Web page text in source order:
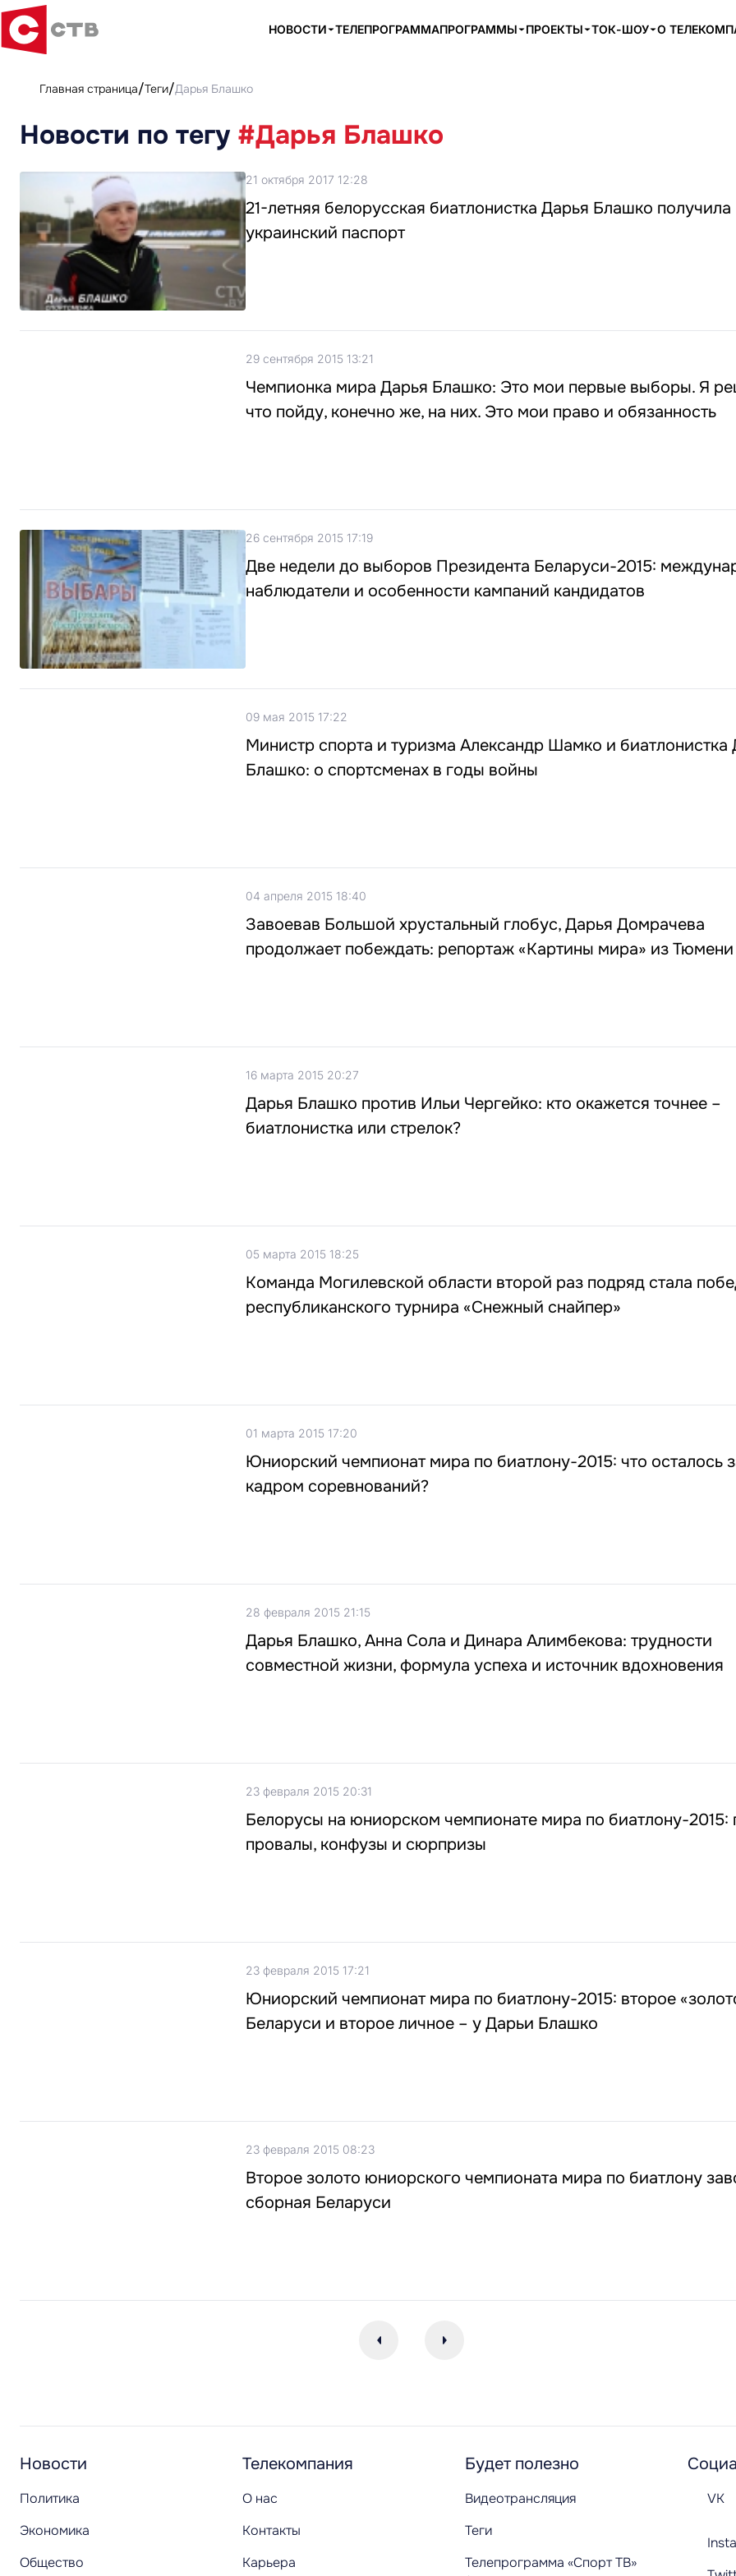
НОВОСТИ ТЕЛЕПРОГРАММАПРОГРАММЫ ПРОЕКТЫ ТОК-ШОУ О
Главная страница Теги Дарья Блашко
Новости по тегу #Дарья Блашко
21 октября 2017 12:28
21-летняя белорусская биатлонистка Дарья Блашко получила
украинский паспорт
29 сентября 2015 13:21
Чемпионка мира Дарья Блашко: Это мои первые выборы. Я
что пойду, конечно же, на них. Это мои право и обязанность
26 сентября 2015 17:19
Две недели до выборов Президента Беларуси-2015:
наблюдатели и особенности кампаний кандидатов
09 мая 2015 17:22
Министр спорта и туризма Александр Шамко и биатлонистка
Блашко: о спортсменах в годы войны
04 апреля 2015 18:40
Завоевав Большой хрустальный глобус, Дарья Домрачева
продолжает побеждать: репортаж «Картины мира» из Тюмени
16 марта 2015 20:27
Дарья Блашко против Ильи Чергейко: кто окажется точнее –
биатлонистка или стрелок?
05 марта 2015 18:25
Команда Могилевской области второй раз подряд стала
республиканского турнира «Снежный снайпер»
01 марта 2015 17:20
Юниорский чемпионат мира по биатлону-2015: что осталось
кадром соревнований?
28 февраля 2015 21:15
Дарья Блашко, Анна Сола и Динара Алимбекова: трудности
совместной жизни, формула успеха и источник вдохновения
23 февраля 2015 20:31
Белорусы на юниорском чемпионате мира по биатлону-2015:
провалы, конфузы и сюрпризы
23 февраля 2015 17:21
Юниорский чемпионат мира по биатлону-2015: второе
Беларуси и второе личное – у Дарьи Блашко
23 февраля 2015 08:23
Второе золото юниорского чемпионата мира по биатлону
сборная Беларуси
Новости
Политика
Экономика
Общество
Телекомпания
О нас
Контакты
Карьера
Будет полезно
Видеотрансляция
Теги
Телепрограмма «Спорт ТВ»
VK